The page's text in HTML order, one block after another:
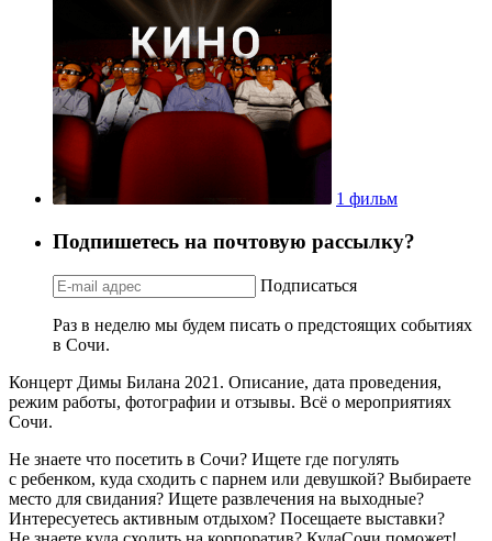
1 фильм
Подпишетесь на почтовую рассылку?
Подписаться
Раз в неделю мы будем писать о предстоящих событиях
в Сочи.
Концерт Димы Билана 2021. Описание, дата проведения,
режим работы, фотографии и отзывы. Всё о мероприятиях
Сочи.
Не знаете что посетить в Сочи? Ищете где погулять
с ребенком, куда сходить с парнем или девушкой? Выбираете
место для свидания? Ищете развлечения на выходные?
Интересуетесь активным отдыхом? Посещаете выставки?